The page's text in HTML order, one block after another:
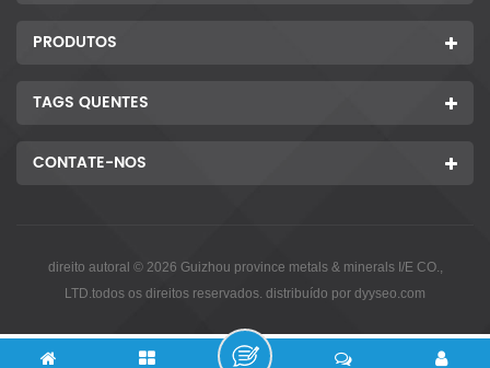
PRODUTOS
TAGS QUENTES
CONTATE-NOS
direito autoral © 2026 Guizhou province metals & minerals I/E CO.,
LTD.todos os direitos reservados. distribuído por dyyseo.com